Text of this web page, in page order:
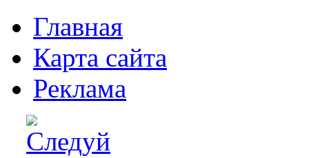
Главная
Карта сайта
Реклама